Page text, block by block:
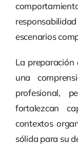
escenarios
La preparación
una
profesional,
fortalezcan
contextos
sólida para su